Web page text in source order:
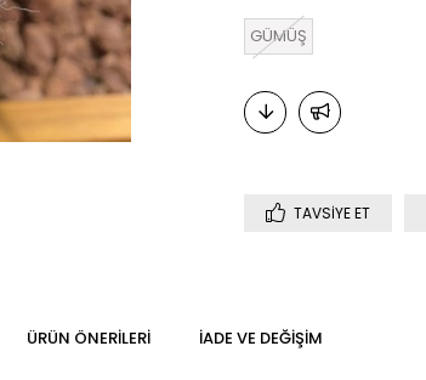
GÜMÜŞ
TAVSIYE ET
ÜRÜN ÖNERILERI İADE VE DEĞIŞIM